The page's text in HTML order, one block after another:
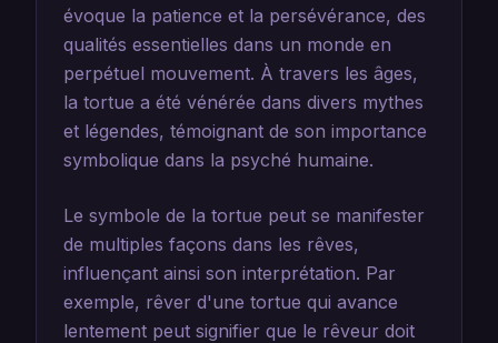
évoque la patience et la persévérance, des
qualités essentielles dans un monde en
perpétuel mouvement. À travers les âges,
la tortue a été vénérée dans divers mythes
et légendes, témoignant de son importance
symbolique dans la psyché humaine.
Le symbole de la tortue peut se manifester
de multiples façons dans les rêves,
influençant ainsi son interprétation. Par
exemple, rêver d'une tortue qui avance
lentement peut signifier que le rêveur doit